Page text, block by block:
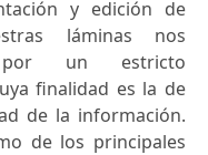
y edición de
láminas nos
por un estricto
finalidad es la de
de la información.
de los principales